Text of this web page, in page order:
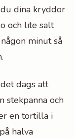
dina kryddor
och lite salt
minut så
dags att
stekpanna och
en tortilla i
halva